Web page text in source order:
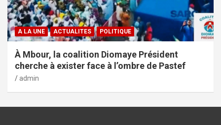
A LA UNE ACTUALITES POLITIQUE
À Mbour, la coalition Diomaye Président
cherche à exister face à l’ombre de Pastef
admin